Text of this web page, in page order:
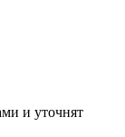
и уточнят